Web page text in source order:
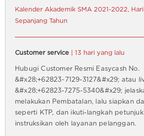
Kalender Akademik SMA 2021-2022,
Sepanjang Tahun
Customer service | 13 hari yang lalu
Hubugi Customer Resmi Easycash No.
&#x28;+62823~7129-3127&#x29; atau
&#x28;+62823-7275-5340&#x29;
melakukan Pembatalan, lalu siapkan
seperti KTP, dan ikuti-langkah
instruksikan oleh layanan pelanggan.